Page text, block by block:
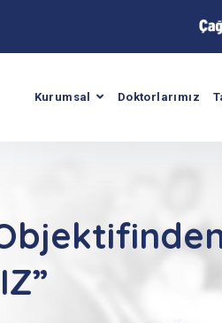
Kurumsal Doktorlarımız